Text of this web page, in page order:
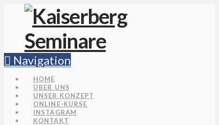
Navigation
HOME
ÜBER UNS
UNSER KONZEPT
ONLINE-KURSE
INSTAGRAM
KONTAKT